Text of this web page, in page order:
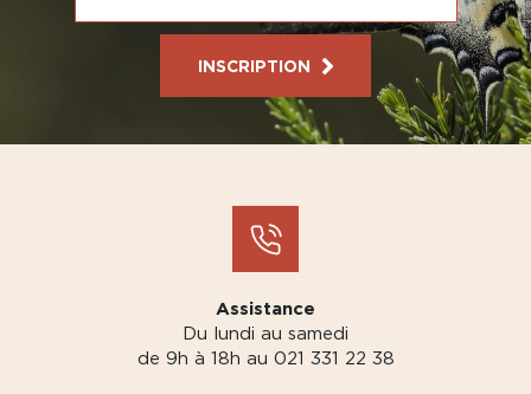
INSCRIPTION
Assistance
Du lundi au samedi
de 9h à 18h au 021 331 22 38